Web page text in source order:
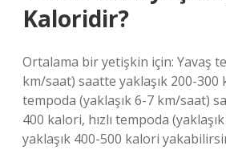
Kaloridir?
Ortalama bir yetişkin için: Yavaş
km/saat) saatte yaklaşık 200-
tempoda (yaklaşık 6-7 km/saat)
400 kalori, hızlı tempoda
yaklaşık 400-500 kalori